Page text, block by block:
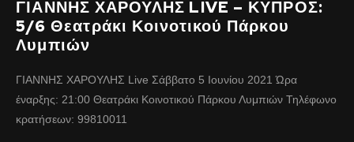
ΓΙΑΝΝΗΣ ΧΑΡΟΥΛΗΣ LIVE – ΚΥΠΡΟΣ:
5/6 Θεατράκι Κοινοτικού Πάρκου
Λυμπιών
ΓΙΑΝΝΗΣ ΧΑΡΟΥΛΗΣ Live Σάββατο 5 Ιουνίου 2021 Ώρα
έναρξης: 21:00 Θεατράκι Κοινοτικού Πάρκου Λυμπιών Τηλέφωνο
κρατήσεων: 99810011